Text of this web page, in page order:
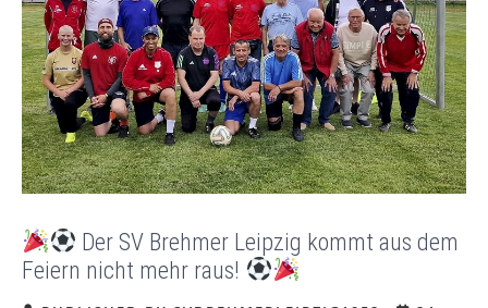
Der SV Brehmer Leipzig kommt aus dem
Feiern nicht mehr raus!